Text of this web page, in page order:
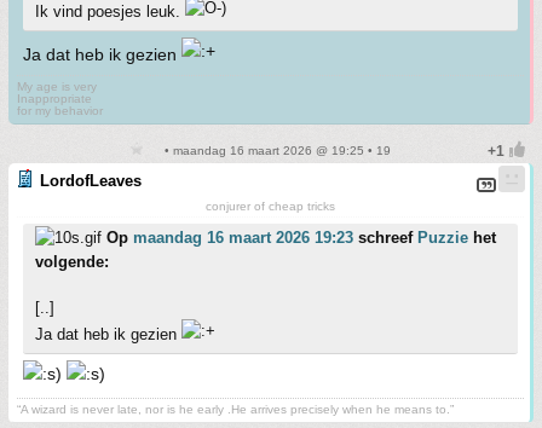
Ik vind poesjes leuk.
Ja dat heb ik gezien
My age is very
Inappropriate
for my behavior
• maandag 16 maart 2026 @ 19:25 • 19
LordofLeaves
conjurer of cheap tricks
Op maandag 16 maart 2026 19:23 schreef Puzzie het
volgende:
[..]
Ja dat heb ik gezien
“A wizard is never late, nor is he early .He arrives precisely when he means to.”